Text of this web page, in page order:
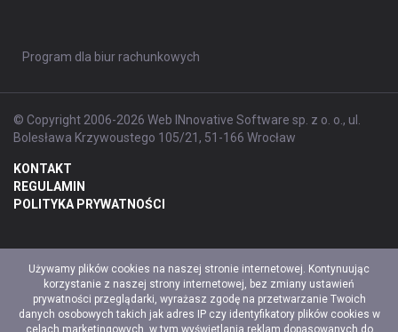
Program dla biur rachunkowych
© Copyright 2006-2026 Web INnovative Software sp. z o. o., ul.
Bolesława Krzywoustego 105/21, 51-166 Wrocław
KONTAKT
REGULAMIN
POLITYKA PRYWATNOŚCI
Używamy plików cookies na naszej stronie internetowej. Kontynuując
korzystanie z naszej strony internetowej, bez zmiany ustawień
prywatności przeglądarki, wyrażasz zgodę na przetwarzanie Twoich
danych osobowych takich jak adres IP czy identyfikatory plików cookies w